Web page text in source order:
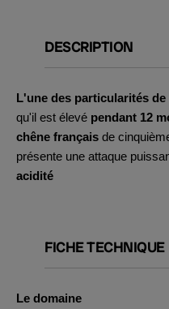
DESCRIPTION
L'une des particularités
qu'il est élevé pendant 12
chêne français de
présente une attaque
acidité
FICHE TECHNIQUE
Le domaine